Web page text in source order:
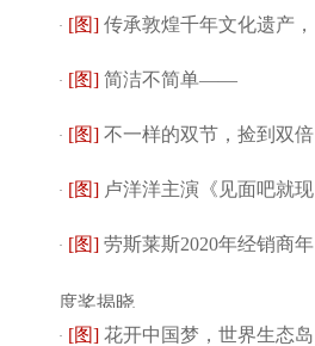
· [图] 传承敦煌千年文化遗产，
99 公益日腾讯...
· [图] 简洁不简单——
HARMAY話梅的至简之道
· [图] 不一样的双节，捡到双倍
快乐
· [图] 卢洋洋主演《见面吧就现
在》开机 元气...
· [图] 劳斯莱斯2020年经销商年
度奖揭晓
· [图] 花开中国梦，世界生态岛